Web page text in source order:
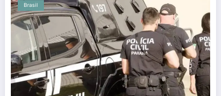
Brasil